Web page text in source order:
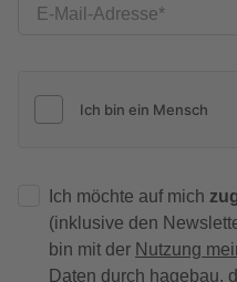
E-Mail-Adresse
Ich möchte auf mich
(inklusive den
bin mit der Nutzung
Daten durch hagebau,